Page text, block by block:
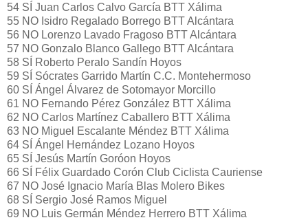
54 SÍ Juan Carlos Calvo García BTT Xálima
55 NO Isidro Regalado Borrego BTT Alcántara
56 NO Lorenzo Lavado Fragoso BTT Alcántara
57 NO Gonzalo Blanco Gallego BTT Alcántara
58 SÍ Roberto Peralo Sandín Hoyos
59 SÍ Sócrates Garrido Martín C.C. Montehermoso
60 SÍ Ángel Álvarez de Sotomayor Morcillo
61 NO Fernando Pérez González BTT Xálima
62 NO Carlos Martínez Caballero BTT Xálima
63 NO Miguel Escalante Méndez BTT Xálima
64 SÍ Ángel Hernández Lozano Hoyos
65 SÍ Jesús Martín Goróon Hoyos
66 SÍ Félix Guardado Corón Club Ciclista Cauriense
67 NO José Ignacio María Blas Molero Bikes
68 SÍ Sergio José Ramos Miguel
69 NO Luis Germán Méndez Herrero BTT Xálima